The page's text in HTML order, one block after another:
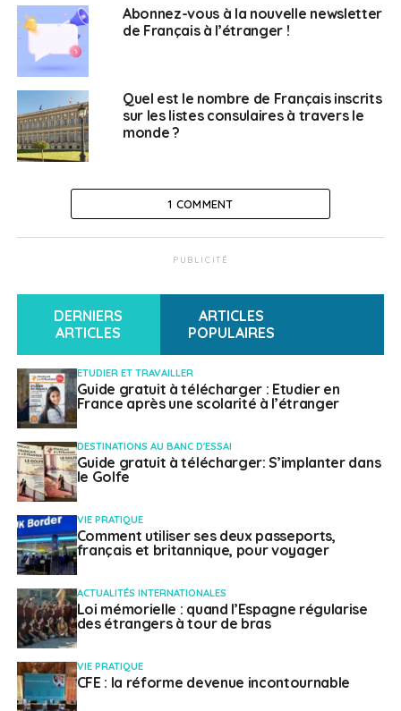
La plus grande communauté de Français de l’étranger se trouve
dans la 1ère circonscription (Amérique du Nord)
SUJETS ASSOCIÉS: DÉCOMPTE
FEATURED
FRANÇAIS À L'ÉTRANGER
FRANÇAIS ÉTABLIS HORS DE FRANCE
REGISTRE DES FRANÇAIS ÉTABLIS HORS DE FRANCE
A SUIVRE
Les derniers conseils aux voyageurs du Quai
d’Orsay
NE RATEZ PAS
Génération Europe: les jeunes au coeur de la
coopération franco-allemande
Abonnez-vous à la nouvelle newsletter
de Français à l’étranger !
Quel est le nombre de Français inscrits
sur les listes consulaires à travers le
monde ?
1 COMMENT
PUBLICITÉ
DERNIERS
ARTICLES
ARTICLES
POPULAIRES
ETUDIER ET TRAVAILLER
Guide gratuit à télécharger : Etudier en
France après une scolarité à l’étranger
DESTINATIONS AU BANC D'ESSAI
Guide gratuit à télécharger: S’implanter dans
le Golfe
VIE PRATIQUE
Comment utiliser ses deux passeports,
français et britannique, pour voyager
ACTUALITÉS INTERNATIONALES
Loi mémorielle : quand l’Espagne régularise
des étrangers à tour de bras
VIE PRATIQUE
CFE : la réforme devenue incontournable